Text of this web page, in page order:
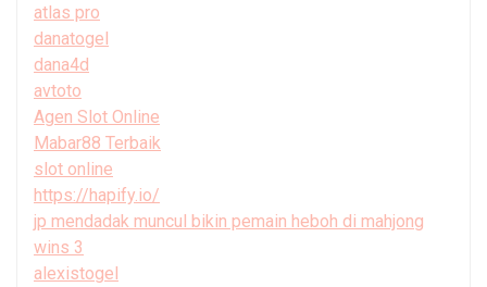
atlas pro
danatogel
dana4d
avtoto
Agen Slot Online
Mabar88 Terbaik
slot online
https://hapify.io/
jp mendadak muncul bikin pemain heboh di mahjong
wins 3
alexistogel